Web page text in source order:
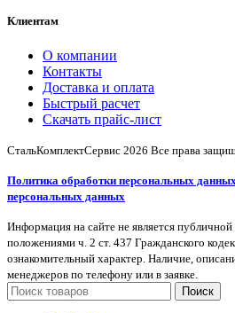
Клиентам
О компании
Контакты
Доставка и оплата
Быстрый расчет
Скачать прайс-лист
СтальКомплектСервис 2026 Все права
Политика обработки персональных
персональных данных
Информация на сайте не является
положениями ч. 2 ст. 437 Гражданского
ознакомительный характер. Наличие,
менеджеров по телефону или в заявке.
Поиск